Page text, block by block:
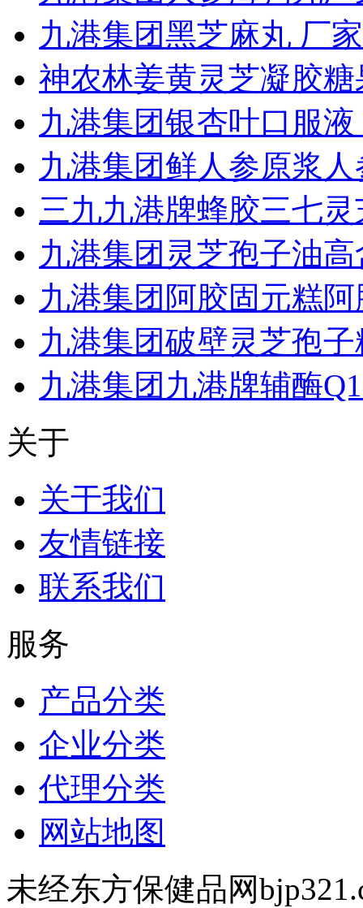
九港集团黑芝麻丸 厂
神农林姜黄灵芝凝胶
九港集团银杏叶口服
九港集团鲜人参原浆
三九九港牌蜂胶三七
九港集团灵芝孢子油
九港集团阿胶固元糕
九港集团破壁灵芝孢
九港集团九港牌辅酶
关于
关于我们
友情链接
联系我们
服务
产品分类
企业分类
代理分类
网站地图
未经东方保健品网